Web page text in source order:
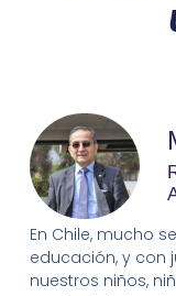
En Chile, mucho
educación, y con
nuestros niños,